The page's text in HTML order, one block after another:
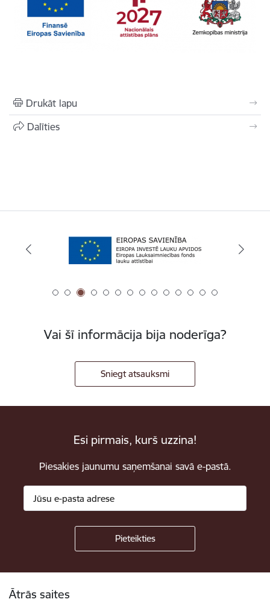
Drukāt lapu
Dalīties
Vai šī informācija bija noderīga?
Sniegt atsauksmi
Esi pirmais, kurš uzzina!
Piesakies jaunumu saņemšanai savā e-pastā.
Ātrās saites